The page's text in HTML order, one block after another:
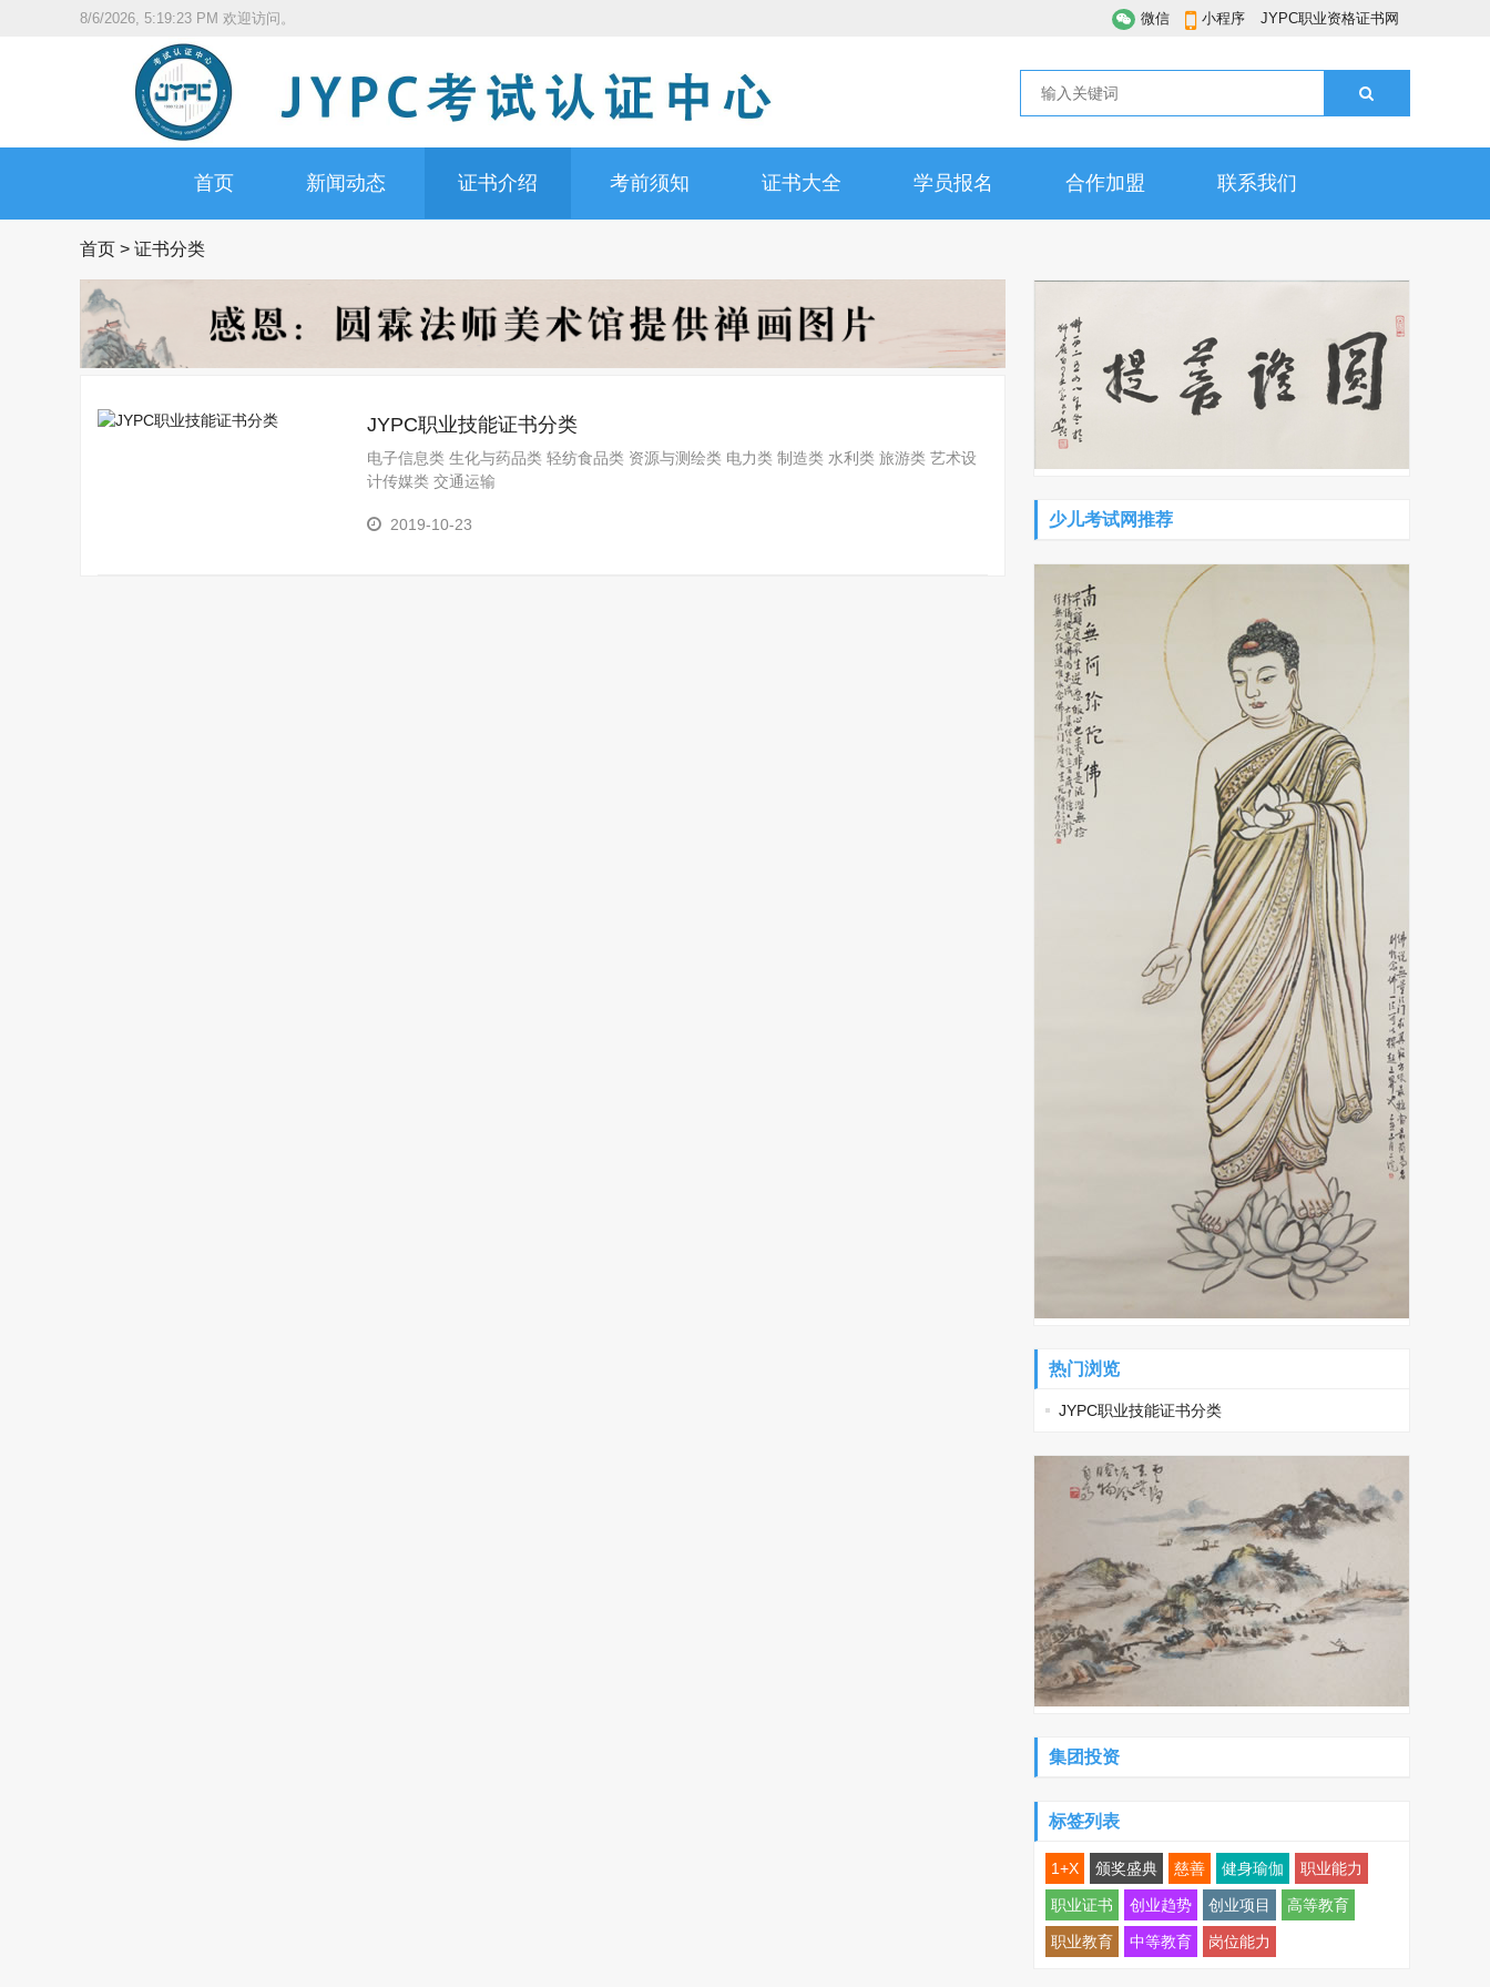
8/6/2026, 5:19:23 PM 欢迎访问。 微信 小程序 JYPC职业资格证书网
首页 新闻动态 证书介绍 考前须知 证书大全 学员报名 合作加盟 联系我们
首页 > 证书分类
JYPC职业技能证书分类
电子信息类 生化与药品类 轻纺食品类 资源与测绘类 电力类 制造类 水利类 旅游类 艺术设
计传媒类 交通运输
2019-10-23 少儿考试网推荐
热门浏览
JYPC职业技能证书分类
集团投资
标签列表
1+X 颁奖盛典 慈善 健身瑜伽 职业能力
职业证书 创业趋势 创业项目 高等教育
职业教育 中等教育 岗位能力